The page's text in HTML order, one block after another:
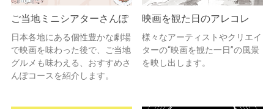
ご当地ミニシアターさんぽ
日本各地にある個性豊かな劇場
で映画を味わった後で、ご当地
グルメも味わえる、おすすめさ
んぽコースを紹介します。
映画を観た日のアレコレ
様々なアーティストやクリエイ
ターの“映画を観た一日”の風景
を映し出します。